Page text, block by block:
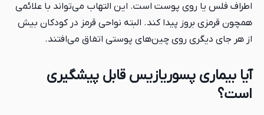
اطراف فلس یا روی پوست است. این التهاب می‌تواند با علائمی
همچون قرمزی بروز پیدا کند. البته نواحی قرمز در کودکان بیش
از هر جای دیگری روی چین‌های پوستی اتفاق می‌افتند.
آیا بیماری پسوریازیس قابل پیشگیری
است؟